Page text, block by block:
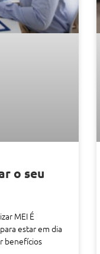
o seu
MEI É
estar em dia
benefícios